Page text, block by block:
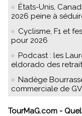
États-Unis,
2026 peine à
Cyclisme, F1 et
pour 2026
Podcast : les
eldorado des
Nadège
commerciale de
TourMaG.com -